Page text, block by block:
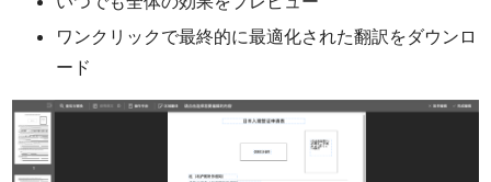
ワンクリックで最終的に最適化された翻訳をダウンロ
ード